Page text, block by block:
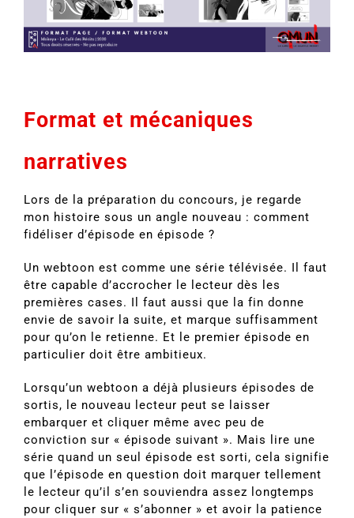
Format et mécaniques
narratives
Lors de la préparation du concours, je regarde
mon histoire sous un angle nouveau : comment
fidéliser d’épisode en épisode ?
Un webtoon est comme une série télévisée. Il faut
être capable d’accrocher le lecteur dès les
premières cases. Il faut aussi que la fin donne
envie de savoir la suite, et marque suffisamment
pour qu’on le retienne. Et le premier épisode en
particulier doit être ambitieux.
Lorsqu’un webtoon a déjà plusieurs épisodes de
sortis, le nouveau lecteur peut se laisser
embarquer et cliquer même avec peu de
conviction sur « épisode suivant ». Mais lire une
série quand un seul épisode est sorti, cela signifie
que l’épisode en question doit marquer tellement
le lecteur qu’il s’en souviendra assez longtemps
pour cliquer sur « s’abonner » et avoir la patience